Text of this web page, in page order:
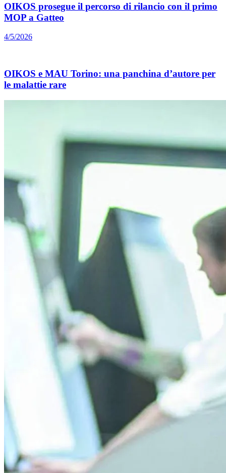
OIKOS prosegue il percorso di rilancio con il primo
MOP a Gatteo
4/5/2026
OIKOS e MAU Torino: una panchina d’autore per
le malattie rare